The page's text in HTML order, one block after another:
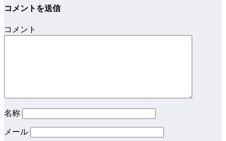
コメントを送信
コメント
名称
メール